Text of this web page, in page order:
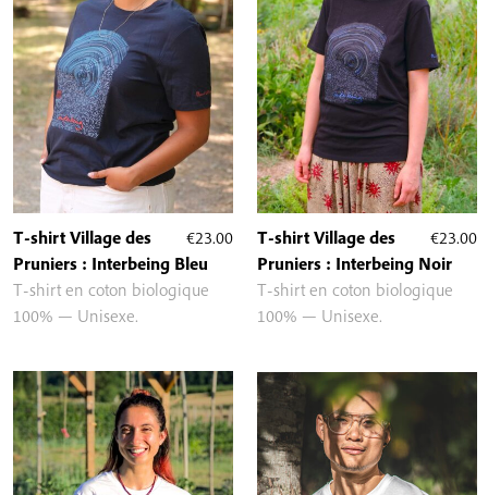
€23.00
T-shirt Village des
Pruniers : Interbeing Bleu
T-shirt en coton biologique
100% — Unisexe.
€23.00
T-shirt Village des
Pruniers : Interbeing Noir
T-shirt en coton biologique
100% — Unisexe.